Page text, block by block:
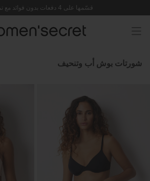
المحتوى
قسّمها على 4 دفعات بدون فوائد مع تمارا .
شورتات بوش أب وتنحيف